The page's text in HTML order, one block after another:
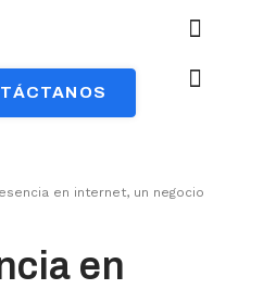
en internet, un negocio
en